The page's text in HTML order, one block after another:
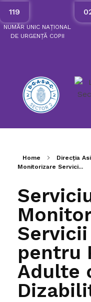
119
NUMĂR UNIC NAȚIONAL
DE URGENȚĂCOPII
Home Direcția
Monitorizare Servici...
pentru
Adulte